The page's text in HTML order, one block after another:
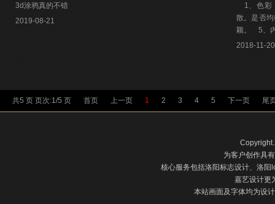
3d涂鸦真的不错
2019-08-21
1、色彩
散。是否
颖。 5、
2018-11-20
共5 页 页次:1/5 页 首页 上一页 1 2 3 4 5 下一页 尾
为客户创作具
核心服务包括洛阳标志设计、洛
嘉艺设计更
本站画面及字体均为设